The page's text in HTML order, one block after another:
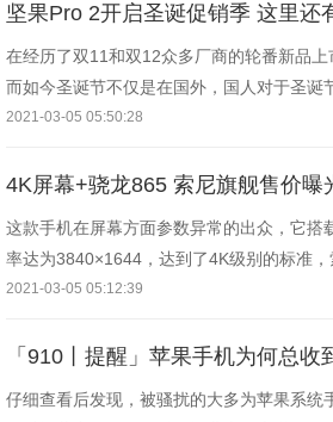
坚果Pro 2开启圣诞促销季 这里还
在经历了双11和双12众多厂商的轮番新品
而如今圣诞节不仅是在国外，国人对于圣诞
2021-03-05 05:50:28
4K屏幕+骁龙865 索尼旗舰售价曝
这款手机在屏幕方面参数异常的出众，它
率达为3840×1644，达到了4K级别的标准
OLED的屏幕可以享受到電影的原味画质，並
2021-03-05 05:12:39
「910丨提醒」苹果手机为何总
仔细查看后发现，被骚扰的大多为苹果系